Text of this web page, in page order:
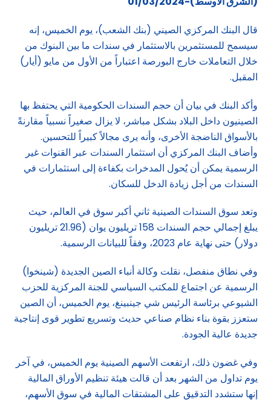
قال البنك المركزي الصيني (بنك الشعب)، يوم الخميس، إنه
سيسمح للمستثمرين بالاستثمار في سندات ما بين البنوك من
خلال التعاملات خارج البورصة اعتباراً من الأول من مايو (أيار)
المقبل.
وأكد البنك في بيان أن حجم السندات الحكومية التي يحتفظ بها
الصينيون داخل البلاد بشكل مباشر، لا يزال صغيراً نسبياً مقارنةً
بالأسواق الناضجة الأخرى، وأنه يرى مجالاً كبيراً للتحسين.
وأضاف البنك المركزي أن استثمار السندات عبر القنوات غير
الرسمية يمكن أن يُحول المدخرات بكفاءة إلى استثمارات في
السندات من أجل زيادة الدخل للسكان.
وتعد سوق السندات الصينية ثاني أكبر سوق في العالم، حيث
يبلغ إجمالي حجم السندات 158 تريليون يوان (21.96 تريليون
دولار) حتى نهاية عام 2023، وفقاً للبيانات الرسمية.
وفي نطاق منفصل، نقلت وكالة أنباء الصين الجديدة (شينخوا)
الرسمية عن اجتماع للمكتب السياسي للجنة المركزية للحزب
الشيوعي برئاسة الرئيس شي جينبينغ، يوم الخميس، أن الصين
ستعزز بقوة بناء نظام صناعي حديث وتسريع تطوير قوى إنتاجية
جديدة عالية الجودة.
وفي غضون ذلك، ارتفعت الأسهم الصينية يوم الخميس، في آخر
يوم تداول من الشهر بعد أن قالت هيئة تنظيم الأوراق المالية
إنها ستشدد التدقيق على المشتقات المالية في سوق الأسهم،